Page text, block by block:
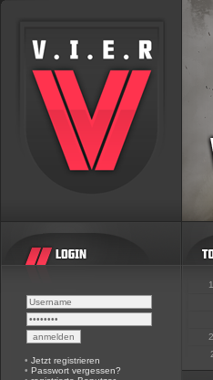
• Jetzt registrieren
• Passwort vergessen?